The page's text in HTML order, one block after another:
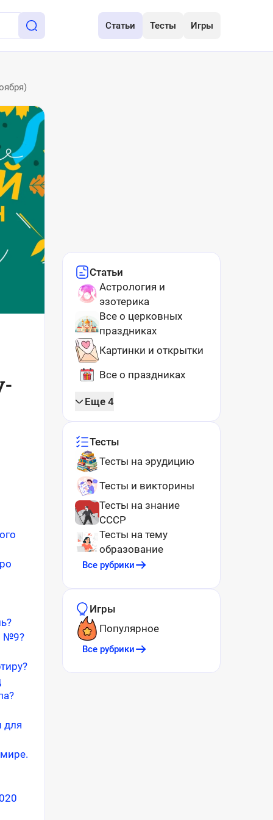
Статьи Тесты Игры
№9?
для
Статьи
Астрология и
эзотерика
Все о церковных
праздниках
Картинки и открытки
Все о праздниках
Еще 4
Тесты
Тесты на эрудицию
Тесты и викторины
Тесты на знание
СССР
Тесты на тему
образование
Все рубрики
Игры
Популярное
Все рубрики